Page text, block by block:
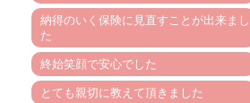
納得のいく保険に見直すことが出来まし
た
終始笑顔で安心でした
とても親切に教えて頂きました